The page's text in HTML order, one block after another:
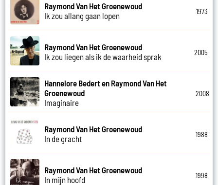
Raymond Van Het Groenewoud
Ik zou allang gaan lopen
1973
Raymond Van Het Groenewoud
Ik zou liegen als ik de waarheid sprak
2005
Hannelore Bedert en Raymond Van Het
Groenewoud
Imaginaire
2008
Raymond Van Het Groenewoud
In de gracht
1988
Raymond Van Het Groenewoud
In mijn hoofd
1998